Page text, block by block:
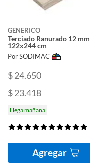
GENERICO
Terciado Ranurado 12 mm
122x244 cm
Por SODIMAC
$ 24.650
$ 23.418
Llega mañana
Agregar